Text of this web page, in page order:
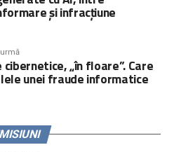
și juridică pot fi
021.224.24.52
.
” România
și infracțiune
„în floare”. Care
unei fraude informatice